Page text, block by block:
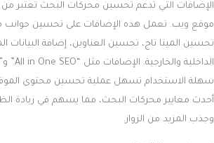
الإضافات التي تدعم تحسين محركات البحث تعتبر من
موقع ويب. تعمل هذه الإضافات على تحسين جوانب
تحسين الميتا تاج، تحسين العناوين، إضافة البيانات
سهلة الاستخدام تسهل عملية تحسين محتوى
أحدث معايير محركات البحث، مما يسهم في زيادة
وجذب المزيد من الزوار.